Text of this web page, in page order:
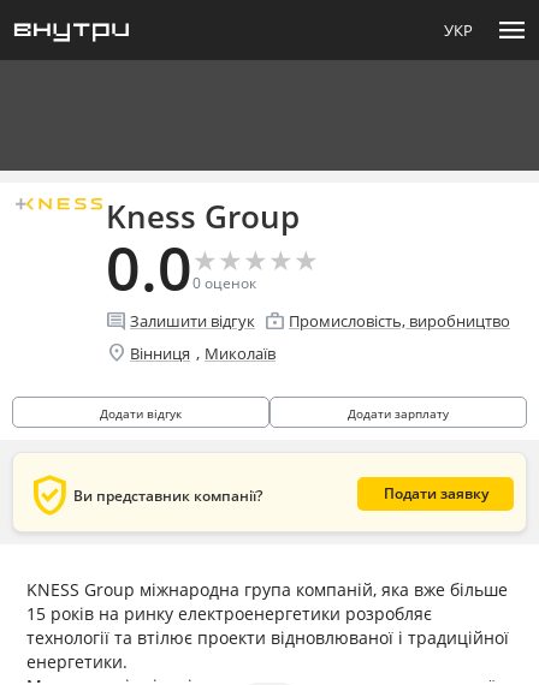
УКР menu
Kness Group
0.0★
★★
★★
★★
★★
★
0оценок
comment Залишити відгук enterprise Промисловість, виробництво
location_on Вінниця , Миколаїв
Додати відгук Додати зарплату
verified_user Ви представник компанії? Подати заявку
KNESS Group міжнародна група компаній, яка вже більше
15 років на ринку електроенергетики розробляє
технології та втілює проекти відновлюваної і традиційної
енергетики.